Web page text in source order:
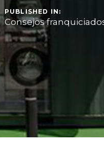
PUBLISHED IN:
Consejos